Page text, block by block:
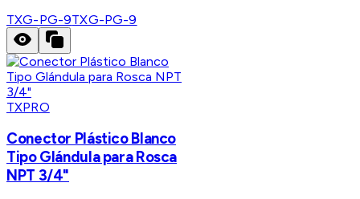
TXG-PG-9TXG-PG-9
TXPRO
Conector Plástico Blanco
Tipo Glándula para Rosca
NPT 3/4"